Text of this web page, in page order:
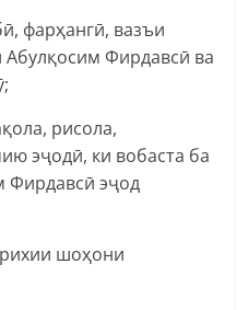
фарҳангӣ, вазъи
Абулқосим Фирдавсӣ ва
рисола,
эҷодӣ, ки вобаста ба
Фирдавсӣ эҷод
шоҳони